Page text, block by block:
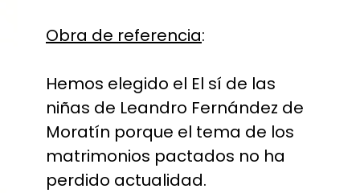
Obra de referencia:
Hemos elegido el El sí de las
niñas de Leandro Fernández de
Moratín porque el tema de los
matrimonios pactados no ha
perdido actualidad.